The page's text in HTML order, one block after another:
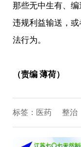
那些无中生有、
违规利益输送，
法行为。
（责编 薄荷）
标签： 医药 整治